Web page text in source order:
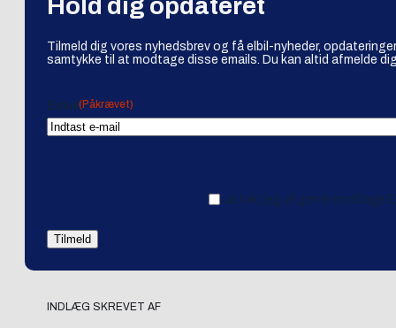
Hold dig opdateret
Tilmeld dig vores nyhedsbrev og få elbil-nyheder,
samtykke til at modtage disse emails. Du kan altid afmelde
Email (Påkrævet)
Ja tak, jeg vil gerne modtage
INDLÆG SKREVET AF